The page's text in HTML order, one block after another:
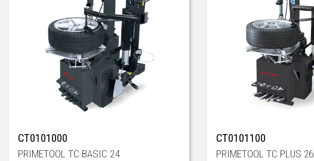
CT0101000
PRIMETOOL TC BASIC 24
CT0101100
PRIMETOOL TC PLUS 26